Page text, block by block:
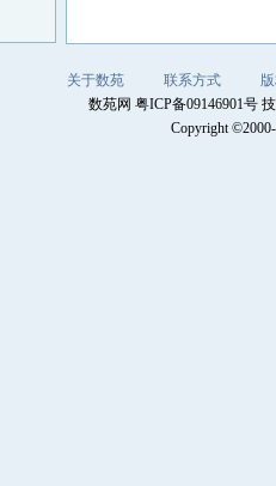
关于数苑 联系方式
数苑网 粤ICP备09146901号
Copyright